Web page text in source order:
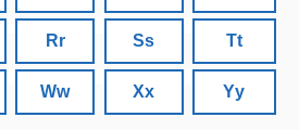
Rr Ss Tt
Ww Xx Yy